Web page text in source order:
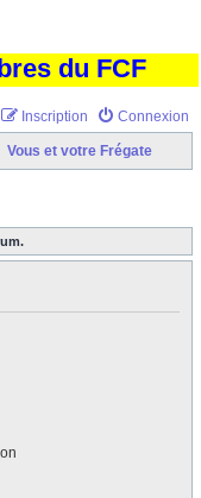
du FCF
Connexion
Inscription
Vous et votre Frégate